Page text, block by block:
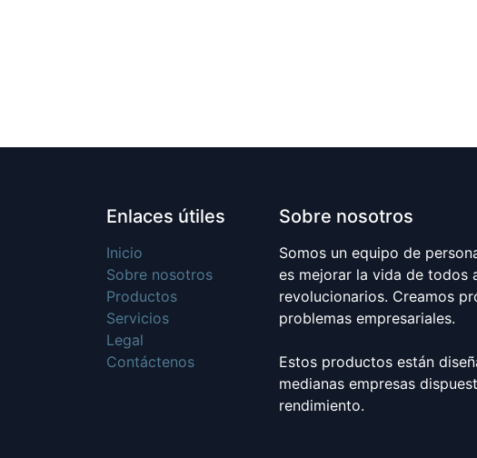
Enlaces útiles
Inicio
Sobre nosotros
Productos
Servicios
Legal
Contáctenos
Sobre nosotros
Somos un equipo de
es mejorar la vida de todos
revolucionarios. Creamos
problemas empresariales.
Estos productos están
medianas empresas
rendimiento.